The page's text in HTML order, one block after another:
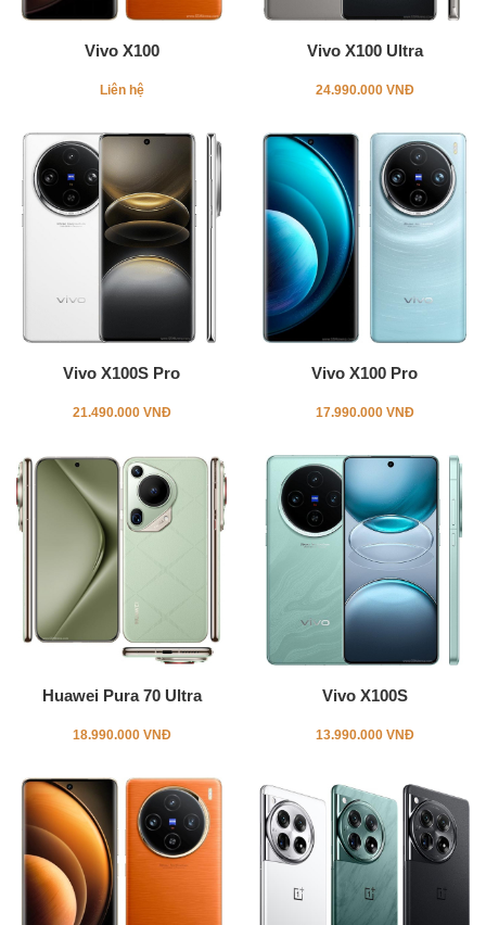
Vivo X100
Liên hệ
Vivo X100 Ultra
24.990.000 VNĐ
Vivo X100S Pro
21.490.000 VNĐ
Vivo X100 Pro
17.990.000 VNĐ
Huawei Pura 70 Ultra
18.990.000 VNĐ
Vivo X100S
13.990.000 VNĐ